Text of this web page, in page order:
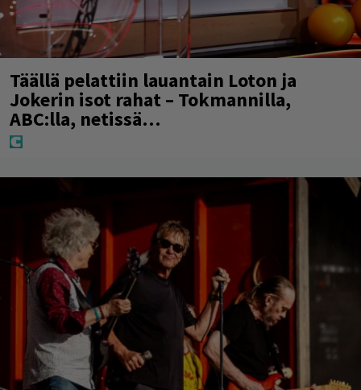
Täällä pelattiin lauantain Loton ja
Jokerin isot rahat – Tokmannilla,
ABC:lla, netissä…